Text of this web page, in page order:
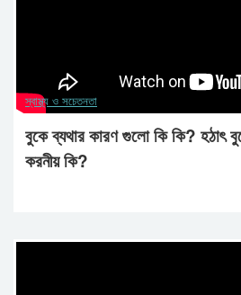
স্বাস্থ্য ও সচেতনতা
বুকে ব্যথার কারণ গুলো কি কি? হঠাৎ
করনীয় কি?